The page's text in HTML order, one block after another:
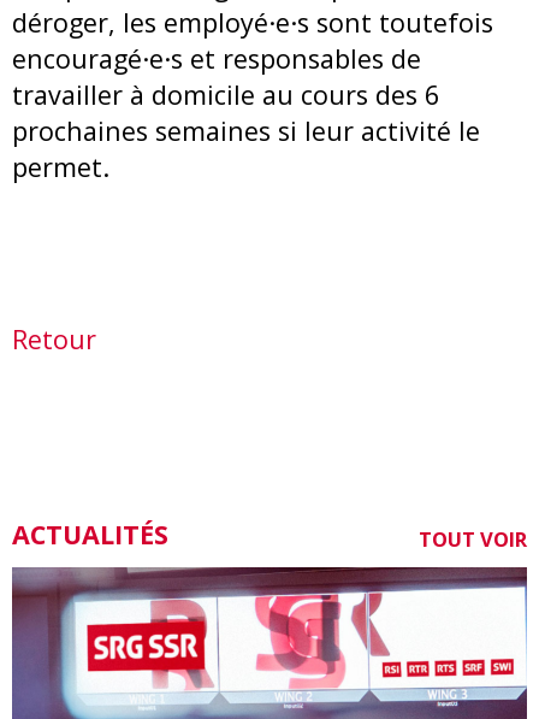
déroger, les employé·e·s sont toutefois
encouragé·e·s et responsables de
travailler à domicile au cours des 6
prochaines semaines si leur activité le
permet.
Retour
ACTUALITÉS TOUT VOIR